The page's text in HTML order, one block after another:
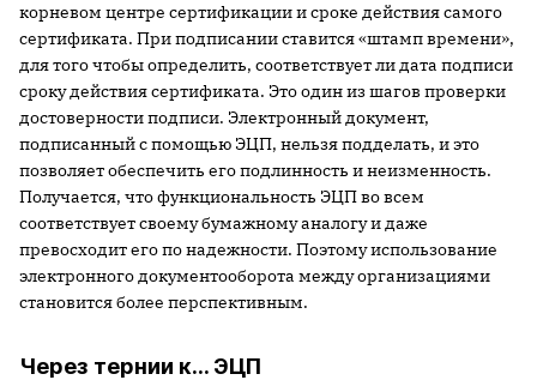
корневом центре сертификации и сроке действия самого
сертификата. При подписании ставится «штамп времени»,
для того чтобы определить, соответствует ли дата подписи
сроку действия сертификата. Это один из шагов проверки
достоверности подписи. Электронный документ,
подписанный с помощью ЭЦП, нельзя подделать, и это
позволяет обеспечить его подлинность и неизменность.
Получается, что функциональность ЭЦП во всем
соответствует своему бумажному аналогу и даже
превосходит его по надежности. Поэтому использование
электронного документооборота между организациями
становится более перспективным.
Через тернии к… ЭЦП